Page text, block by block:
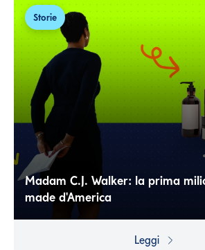
Storie
Madam C.J. Walker: la prima
made d'America
sociale che sapeva di meritare.
Leggi